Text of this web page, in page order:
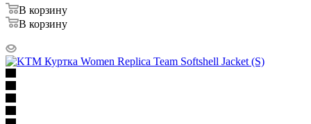
В корзину
В корзину